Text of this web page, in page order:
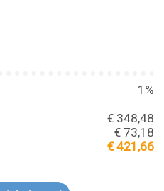
1%
€ 348,48
€ 73,18
€ 421,66